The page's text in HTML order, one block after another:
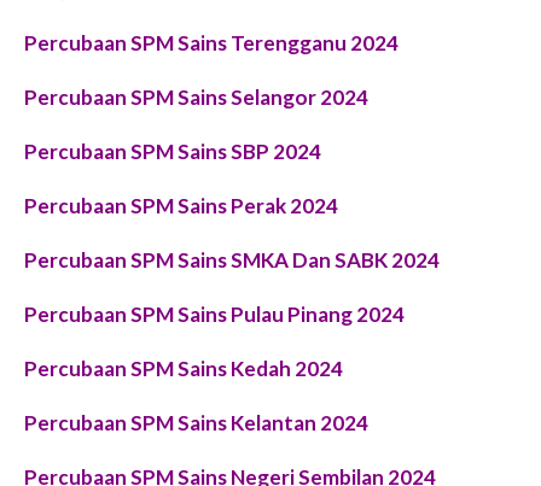
Percubaan SPM Sains Terengganu 2024
Percubaan SPM Sains Selangor 2024
Percubaan SPM Sains SBP 2024
Percubaan SPM Sains Perak 2024
Percubaan SPM Sains SMKA Dan SABK 2024
Percubaan SPM Sains Pulau Pinang 2024
Percubaan SPM Sains Kedah 2024
Percubaan SPM Sains Kelantan 2024
Percubaan SPM Sains Negeri Sembilan 2024